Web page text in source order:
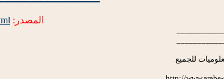
المصدر:
للجميع